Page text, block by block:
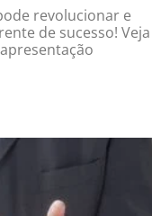
revolucionar e
de sucesso! Veja